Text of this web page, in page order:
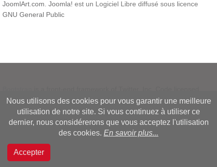
JoomlArt.com. Joomla! est un Logiciel Libre diffusé sous licence
GNU General Public
underMIT License.
Font Awesomefont licensed underSIL OFL 1.1.
Nous utilisons des cookies pour vous garantir une meilleure
utilisation de notre site. Si vous continuez à utiliser ce
dernier, nous considérerons que vous acceptez l'utilisation
des cookies. En savoir plus...
Accepter